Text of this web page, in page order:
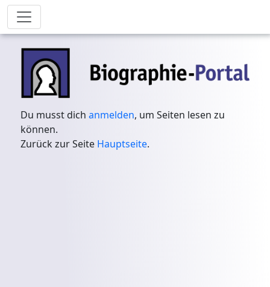
Du musst dichanmelden, um Seiten lesen zu
können.
Zurück zur Seite Hauptseite.